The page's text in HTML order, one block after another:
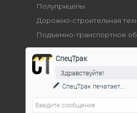
Полуприцепы
Дорожно-строительная
Подъемно-транспортное
СпецТрак
Здравствуйте!
СпецТрак печатает...